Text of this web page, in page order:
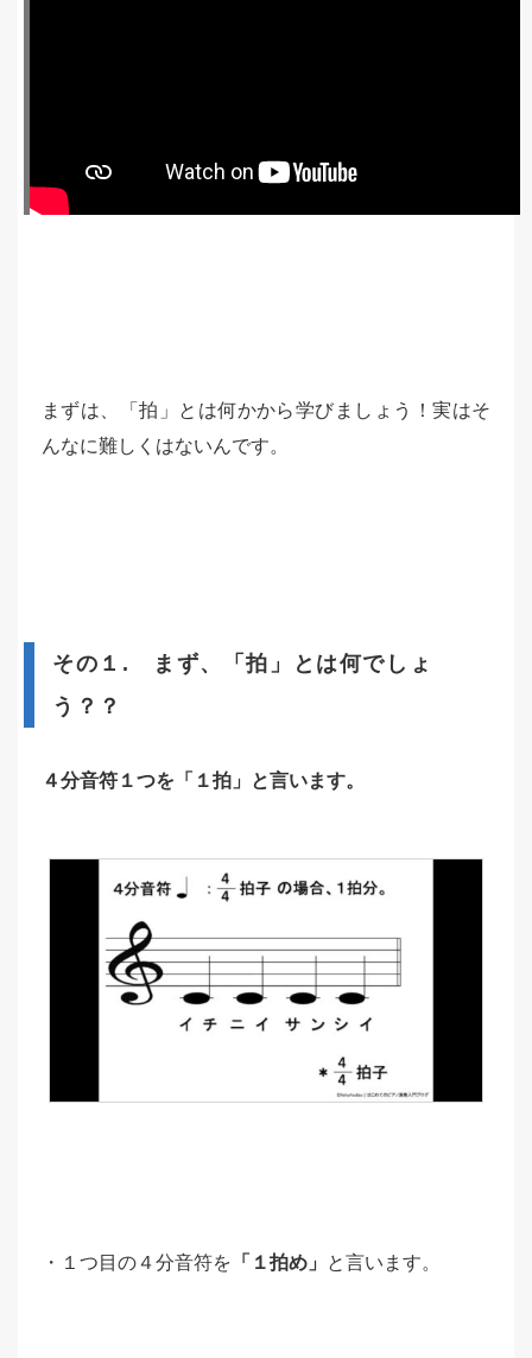
まずは、「拍」とは何かから学びましょう！実はそ
んなに難しくはないんです。
その１. まず、「拍」とは何でしょ
う？？
４分音符１つを「１拍」と言います。
・１つ目の４分音符を 「１拍め」 と言います。